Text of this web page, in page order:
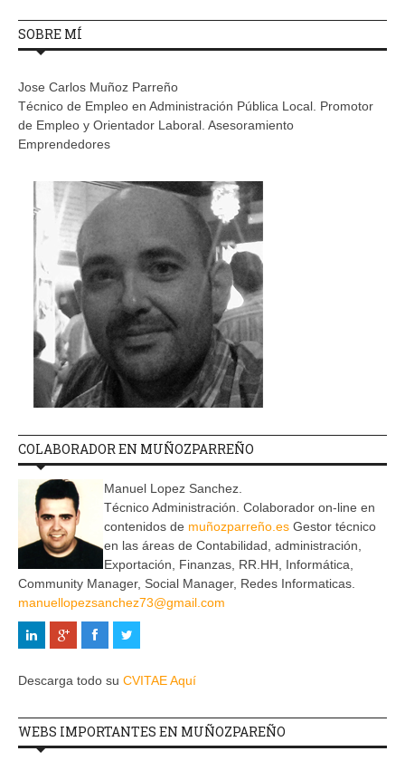
SOBRE MÍ
Jose Carlos Muñoz Parreño
Técnico de Empleo en Administración Pública Local. Promotor
de Empleo y Orientador Laboral. Asesoramiento
Emprendedores
COLABORADOR EN MUÑOZPARREÑO
Manuel Lopez Sanchez.
Técnico Administración. Colaborador on-line en
contenidos de muñozparreño.es Gestor técnico
en las áreas de Contabilidad, administración,
Exportación, Finanzas, RR.HH, Informática,
Community Manager, Social Manager, Redes Informaticas.
manuellopezsanchez73@gmail.com
Descarga todo su CVITAE Aquí
WEBS IMPORTANTES EN MUÑOZPAREÑO